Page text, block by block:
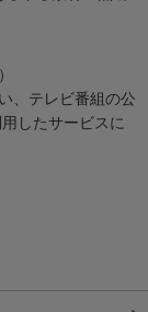
、テレビ番組の公
したサービスに